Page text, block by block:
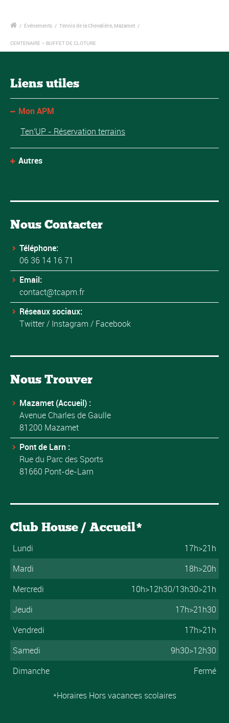
/ Événements / Tennis de la Chevalière, Mazamet /
CENTENAIRE – BUFFET DE CLOTURE
Liens utiles
Mon APM
Ten'UP - Réservation terrains
Autres
Nous Contacter
Téléphone:
06 36 14 16 71
Email:
contact@tcapm.fr
Réseaux sociaux:
Twitter/ Instagram / Facebook
Nous Trouver
Mazamet (Accueil) :
Avenue Charles de Gaulle
81200 Mazamet
Pont de Larn :
Rue du Parc des Sports
81660 Pont-de-Larn
Club House / Accueil*
Lundi
17h>21h
Mardi
18h>20h
Mercredi
10h>12h30/13h30>21h
Jeudi
17h>21h30
Vendredi
17h>21h
Samedi
9h30>12h30
Dimanche
Fermé
*Horaires Hors vacances scolaires